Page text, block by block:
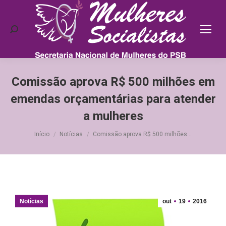
Search:
Comissão aprova R$ 500 milhões em
emendas orçamentárias para atender
a mulheres
Você está aqui:
Início Notícias Comissão aprova R$ 500 milhões…
out 19 2016
Notícias